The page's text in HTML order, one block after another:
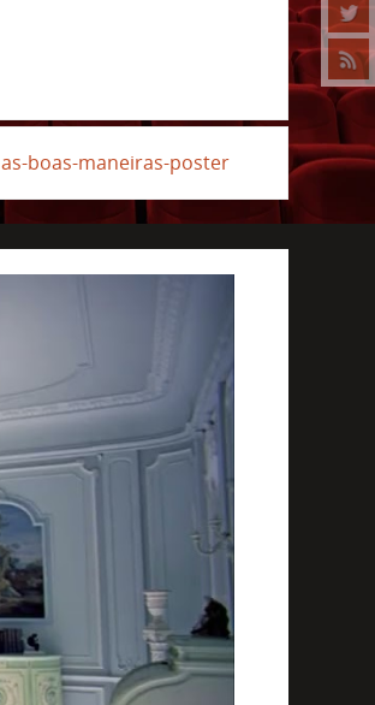
as-boas-maneiras-poster